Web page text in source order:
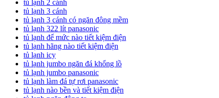
tủ lạnh 2 cánh
tủ lạnh 3 cánh
tủ lạnh 3 cánh có ngăn đông mềm
tủ lạnh 322 lít panasonic
tủ lạnh để mức nào tiết kiệm điện
tủ lạnh hãng nào tiết kiệm điện
tủ lạnh icy
tủ lạnh jumbo ngăn đá khổng lồ
tủ lạnh jumbo panasonic
tủ lạnh làm đá tự rơi panasonic
tủ lạnh nào bền và tiết kiệm điện